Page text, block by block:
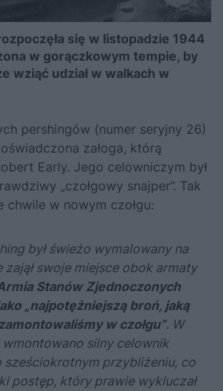
się w listopadzie 1944
w gorączkowym tempie, by
wziąć udział w walkach w
pershingów (numer seryjny 26)
załoga, którą
Early. Jego celowniczym był
„czołgowy snajper”. Tak
chwile w nowym czołgu:
był świeżo wymalowany na
zajął swoje miejsce obok armaty
Stanów Zjednoczonych
„najpotężniejszą broń, jaką
w czołgu”. W
silny celownik
sześciokrotnym przybliżeniu, co
postęp, który prawie wykluczał